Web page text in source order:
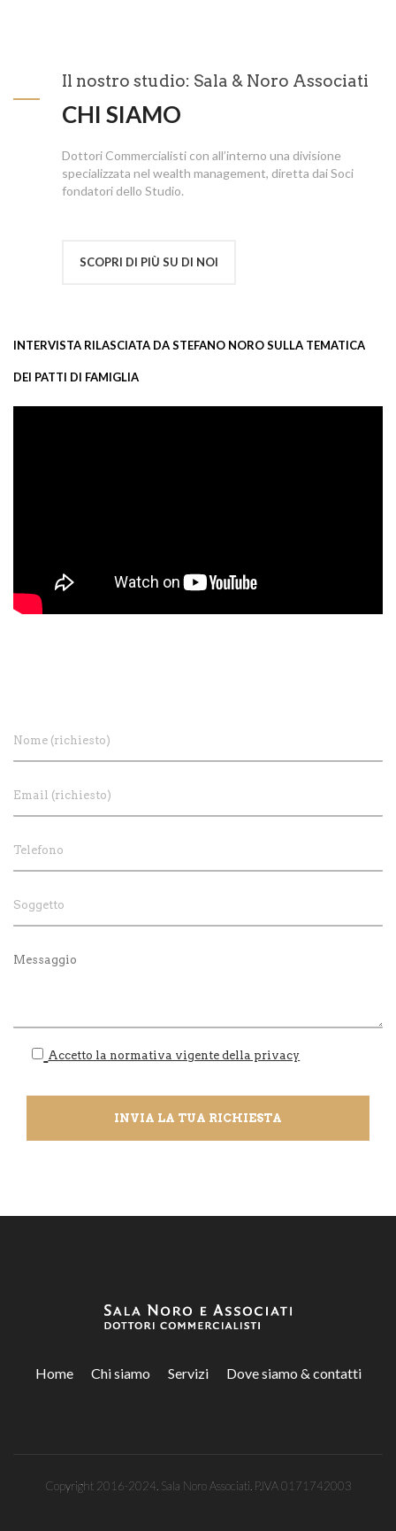
Il nostro studio: Sala & Noro Associati
CHI SIAMO
Dottori Commercialisti con all’interno una divisione
specializzata nel wealth management, diretta dai Soci
fondatori dello Studio.
SCOPRI DI PIÙ SU DI NOI
INTERVISTA RILASCIATA DA STEFANO NORO SULLA TEMATICA
DEI PATTI DI FAMIGLIA
Accetto la normativa vigente della privacy
Home Chi siamo Servizi Dove siamo & contatti
Copyright 2016-2024. Sala Noro Associati. P.IVA 0171742003